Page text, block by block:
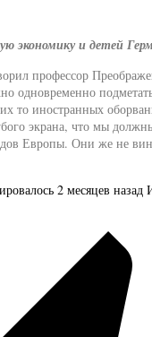
экономику и детей
профессор
одновременно
то иностранных
экрана, что мы
Европы. Они же не
2 месяцев